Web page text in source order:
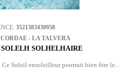
3521383430958
CORDAE - LA TALVERA
SOLHELHAIRE
Soleil ensoleilleur pourrait bien être le...